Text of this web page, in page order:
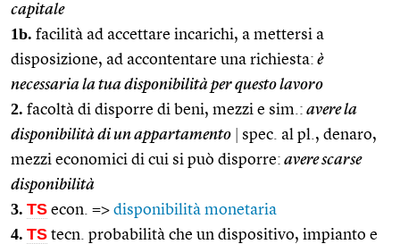
capitale
1b. facilità ad accettare incarichi, a mettersi a
disposizione, ad accontentare una richiesta: è
necessaria la tua disponibilità per questo lavoro
2. facoltà di disporre di beni, mezzi e sim.: avere la
disponibilità di un appartamento
spec. al pl., denaro,
mezzi economici di cui si può disporre: avere scarse
disponibilità
3. TS econ. => disponibilità monetaria
4. TS tecn. probabilità che un dispositivo, impianto e